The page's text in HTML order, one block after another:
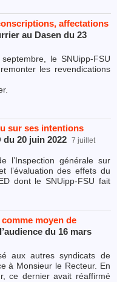
affectations
au Dasen du 23
le SNUipp-FSU
les revendications
sur ses intentions
20 juin 2022 7 juillet
l’Inspection générale sur
l’évaluation des effets du
dont le SNUipp-FSU fait
moyen de
du 16 mars
aux autres syndicats de
à Monsieur le Recteur. En
ce dernier avait réaffirmé